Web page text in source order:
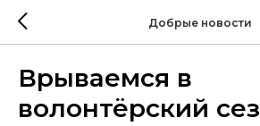
Добрые новости
Врываемся в
волонтёрский